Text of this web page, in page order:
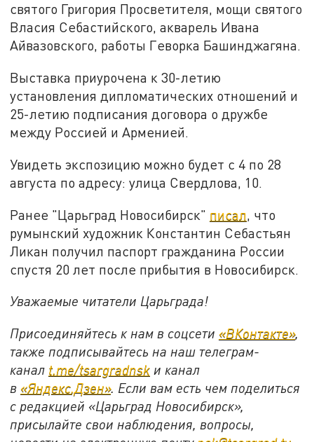
святого Григория Просветителя, мощи святого
Власия Себастийского, акварель Ивана
Айвазовского, работы Геворка Башинджагяна.
Выставка приурочена к 30-летию
установления дипломатических отношений и
25-летию подписания договора о дружбе
между Россией и Арменией.
Увидеть экспозицию можно будет с 4 по 28
августа по адресу: улица Свердлова, 10.
Ранее "Царьград Новосибирск" писал , что
румынский художник Константин Себастьян
Ликан получил паспорт гражданина России
спустя 20 лет после прибытия в Новосибирск.
Уважаемые читатели Царьграда!
Присоединяйтесь к нам в соцсети «ВКонтакте»,
также подписывайтесь на наш телеграм-
канал t.me/tsargradnsk и канал
в «Яндекс.Дзен». Если вам есть чем поделиться
с редакцией «Царьград Новосибирск»,
присылайте свои наблюдения, вопросы,